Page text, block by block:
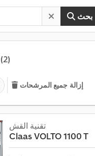
بحث
(2)
إزالة جميع المرشحات
تقنية القش
ClaasVOLTO 1100 T